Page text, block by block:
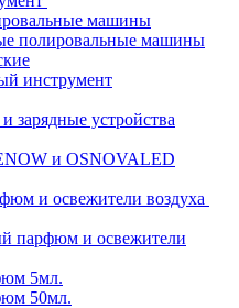
машины
полировальные машины
инструмент
зарядные устройства
и OSNOVALED
и освежители воздуха
парфюм и освежители
5мл.
50мл.